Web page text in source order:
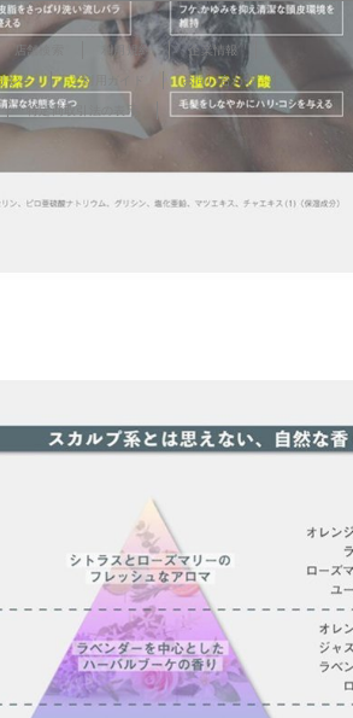
店舗検索 利用規約 企業情報
シー ご利用ガイド お問い合わせ
特定商取引法の表示
DESIGN CHANNEL All rights reserved.